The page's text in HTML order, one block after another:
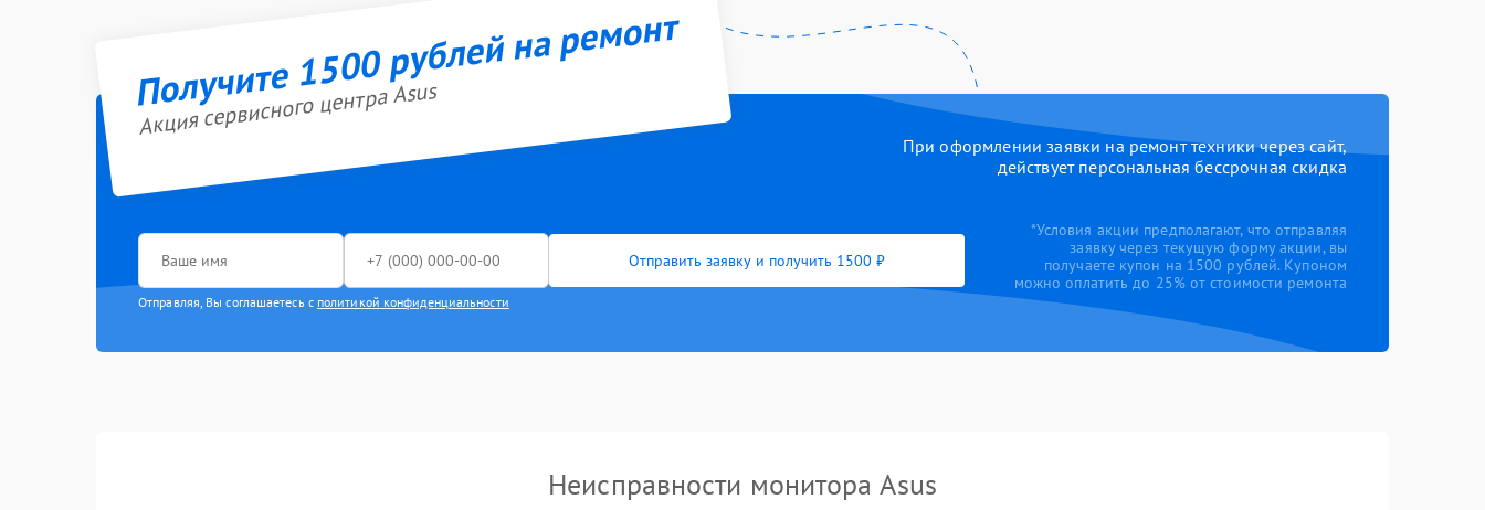
Получите 1500 рублей на ремонт
Акция сервисного центра Asus
При оформлении заявки на ремонт техники через сайт,
действует персональная бессрочная скидка
Отправить заявку и получить 1500 ₽
Отправляя, Вы соглашаетесь с политикой конфиденциальности
*Условия акции предполагают, что отправляя
заявку через текущую форму акции, вы
получаете купон на 1500 рублей. Купоном
можно оплатить до 25% от стоимости ремонта
Неисправности монитора Asus